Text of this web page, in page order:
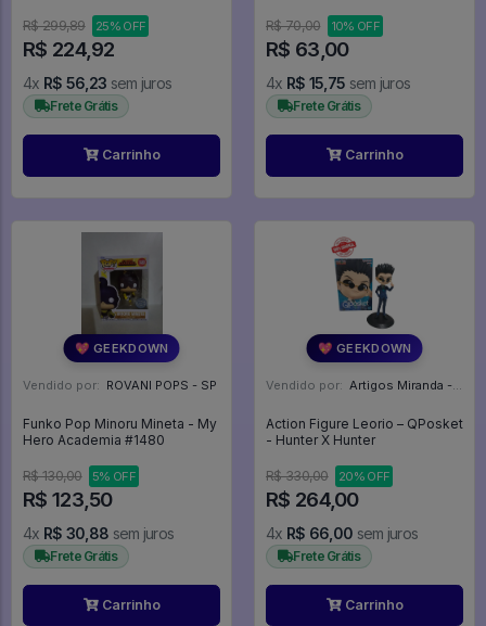
R$ 299,89 25% OFF
R$ 224,92
4x R$ 56,23 sem juros
Frete Grátis
Carrinho
R$ 70,00
10% OFF
R$ 63,00
4x R$ 15,75 sem juros
Frete Grátis
Carrinho
💖 GEEKDOWN
Vendido por: ROVANI POPS - SP
Funko Pop Minoru Mineta - My
Hero Academia #1480
R$ 130,00 5% OFF
R$ 123,50
4x R$ 30,88 sem juros
Frete Grátis
Carrinho
💖 GEEKDOWN
Vendido por: Artigos Miranda - RJ
Action Figure Leorio – QPosket
- Hunter X Hunter
R$ 330,00 20% OFF
R$ 264,00
4x R$ 66,00 sem juros
Frete Grátis
Carrinho